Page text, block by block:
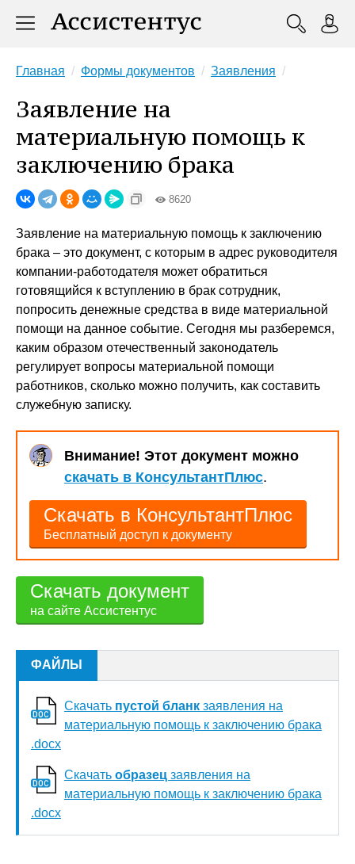
Главная Формы документов Заявления
Заявление на
материальную помощь к
заключению брака
8620
Заявление на материальную помощь к заключению
брака – это документ, с которым в адрес руководителя
компании-работодателя может обратиться
готовящийся к вступлению в брак сотрудник,
попросить денежные средства в виде материальной
помощи на данное событие. Сегодня мы разберемся,
каким образом отечественный законодатель
регулирует вопросы материальной помощи
работников, сколько можно получить, как составить
служебную записку.
Внимание! Этот документ можно
скачать в КонсультантПлюс.
Скачать в КонсультантПлюс
Бесплатный доступ к документу
Скачать документ
на сайте Ассистентус
ФАЙЛЫ
Скачать пустой бланк заявления на
материальную помощь к заключению брака
.docx
Скачать образец заявления на
материальную помощь к заключению брака
.docx